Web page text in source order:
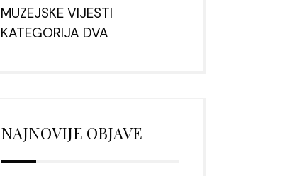
MUZEJSKE VIJESTI
KATEGORIJA DVA
NAJNOVIJE OBJAVE